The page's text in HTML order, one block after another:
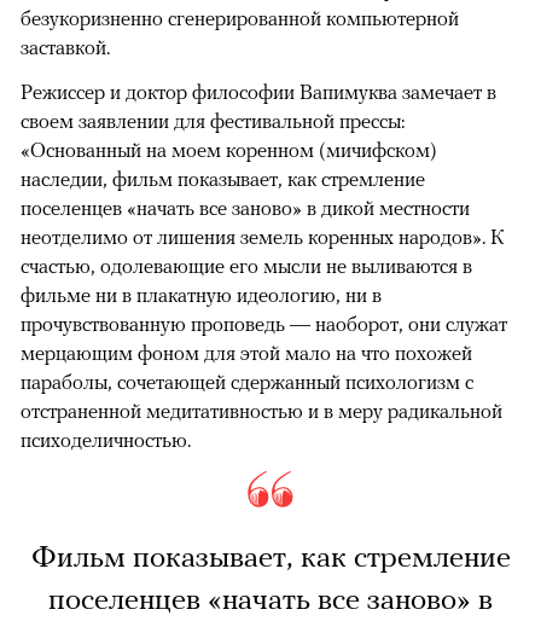
безукоризненно сгенерированной компьютерной
заставкой.
Режиссер и доктор философии Вапимуква замечает в
своем заявлении для фестивальной прессы:
«Основанный на моем коренном (мичифском)
наследии, фильм показывает, как стремление
поселенцев «начать все заново» в дикой местности
неотделимо от лишения земель коренных народов». К
счастью, одолевающие его мысли не выливаются в
фильме ни в плакатную идеологию, ни в
прочувствованную проповедь — наоборот, они служат
мерцающим фоном для этой мало на что похожей
параболы, сочетающей сдержанный психологизм с
отстраненной медитативностью и в меру радикальной
психоделичностью.
Фильм показывает, как стремление
поселенцев «начать все заново» в